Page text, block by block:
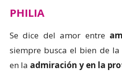
PHILIA
Se dice del amor entre
siempre busca el bien de
en la admiración y en la